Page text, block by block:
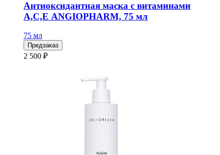
Антиоксидантная маска с витаминами
А,С,Е ANGIOPHARM, 75 мл
75 мл
Предзаказ
2 500 ₽